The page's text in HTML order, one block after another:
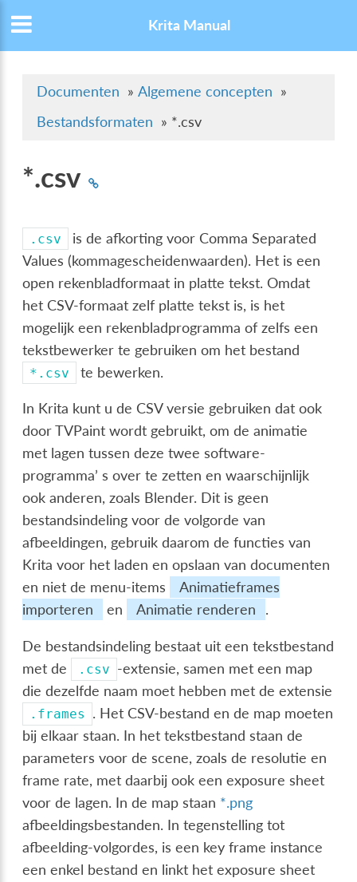
Krita Manual
Documenten » Algemene concepten »
Bestandsformaten » *.csv
*.csv
.csv
is de afkorting voor Comma Separated
Values (kommagescheidenwaarden). Het is een
open rekenbladformaat in platte tekst. Omdat
het CSV-formaat zelf platte tekst is, is het
mogelijk een rekenbladprogramma of zelfs een
tekstbewerker te gebruiken om het bestand
*.csv te bewerken.
In Krita kunt u de CSV versie gebruiken dat ook
door TVPaint wordt gebruikt, om de animatie
met lagen tussen deze twee software-
programma’ s over te zetten en waarschijnlijk
ook anderen, zoals Blender. Dit is geen
bestandsindeling voor de volgorde van
afbeeldingen, gebruik daarom de functies van
Krita voor het laden en opslaan van documenten
en niet de menu-items
Animatieframes
importeren
en Animatie renderen .
De bestandsindeling bestaat uit een tekstbestand
met de
.csv -extensie, samen met een map
die dezelfde naam moet hebben met de extensie
.frames
. Het CSV-bestand en de map moeten
bij elkaar staan. In het tekstbestand staan de
parameters voor de scene, zoals de resolutie en
frame rate, met daarbij ook een exposure sheet
voor de lagen. In de map staan *.png
afbeeldingsbestanden. In tegenstelling tot
afbeelding-volgordes, is een key frame instance
een enkel bestand en linkt het exposure sheet